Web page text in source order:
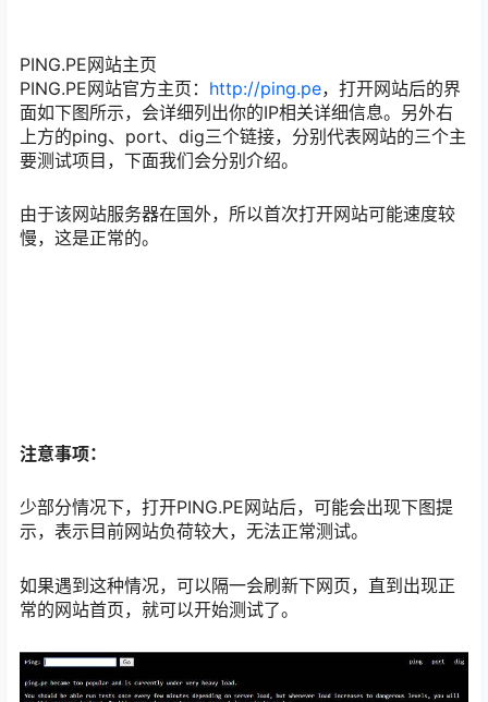
PING.PE网站主页
PING.PE网站官方主页： http://ping.pe，打开网站后的界
面如下图所示，会详细列出你的IP相关详细信息。另外右
上方的ping、port、dig三个链接，分别代表网站的三个主
要测试项目，下面我们会分别介绍。
由于该网站服务器在国外，所以首次打开网站可能速度较
慢，这是正常的。
注意事项：
少部分情况下，打开PING.PE网站后，可能会出现下图提
示，表示目前网站负荷较大，无法正常测试。
如果遇到这种情况，可以隔一会刷新下网页，直到出现正
常的网站首页，就可以开始测试了。